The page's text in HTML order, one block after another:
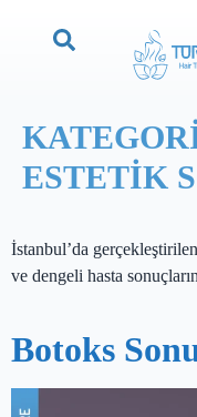
ESTETIK
İstanbul’da
ve dengeli hasta
Botoks